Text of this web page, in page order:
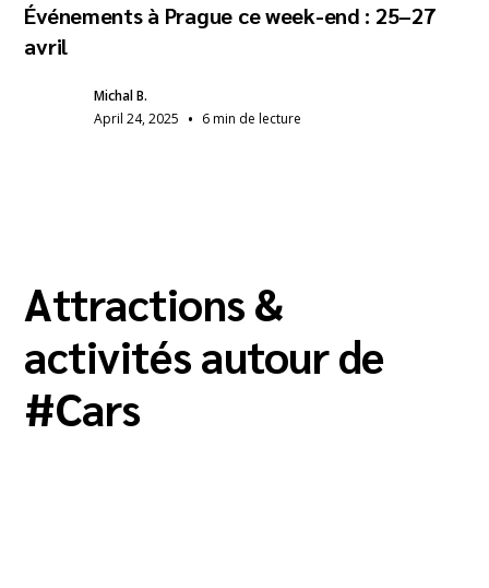
Événements à Prague ce week-end : 25–27
avril
Michal B.
April 24, 2025 • 6 min de lecture
Attractions &
activités autour de
#Cars